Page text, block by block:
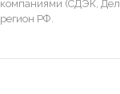
компаниями (СДЭК,
регион РФ.